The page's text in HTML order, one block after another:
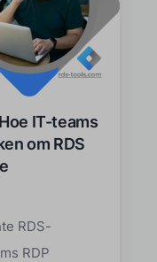
IT-teams
om RDS
RDS-
RDP